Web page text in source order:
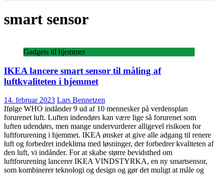
smart sensor
Gadgets til hjemmet
IKEA lancere smart sensor til måling af
luftkvaliteten i hjemmet
14. februar 2023 Lars Bennetzen
Ifølge WHO indånder 9 ud af 10 mennesker på verdensplan
forurenet luft. Luften indendørs kan være lige så forurenet som
luften udendørs, men mange undervurderer alligevel risikoen for
luftforurening i hjemmet. IKEA ønsker at give alle adgang til renere
luft og forbedret indeklima med løsninger, der forbedrer kvaliteten af
den luft, vi indånder. For at skabe større bevidsthed om
luftforurening lancerer IKEA VINDSTYRKA, en ny smartsensor,
som kombinerer teknologi og design og gør det muligt at måle og